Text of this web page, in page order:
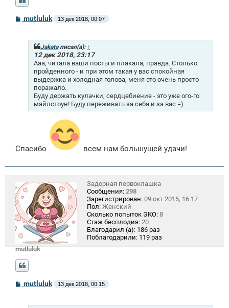
Сmutluluk 13 дек 2018, 00:07
Jakataписал(а): ↑
12 дек 2018, 23:17
Ааа, читала ваши посты и плакала, правда. Столько
пройденного - и при этом такая у вас спокойная
выдержка и холодная голова, меня это очень просто
поражало.
Буду держать кулачки, сердцебиение - это уже ого-го
майлстоун! Буду переживать за себя и за вас =)
Спасибо всем нам большущей удачи!
mutluluk
Задорная первоклашка
Сообщения: 298
Зарегистрирован: 09 окт 2015, 16:17
Пол: Женский
Сколько попыток ЭКО: 8
Стаж бесплодия: 20
Благодарил (а): 186 раз
Поблагодарили: 119 раз
Сmutluluk 13 дек 2018, 00:15